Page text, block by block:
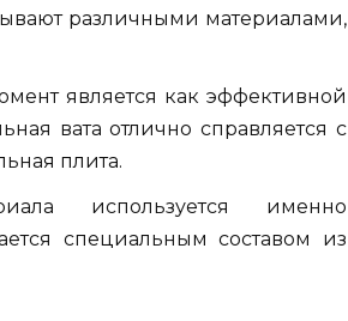
различными материалами,
является как эффективной
вата отлично справляется с
плита.
используется именно
специальным составом из